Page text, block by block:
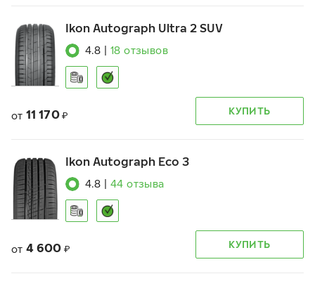
Ikon Autograph Ultra 2 SUV
4.8 18 отзывов
от 11 170 ₽ КУПИТЬ
Ikon Autograph Eco 3
4.8 44 отзыва
от 4 600 ₽ КУПИТЬ